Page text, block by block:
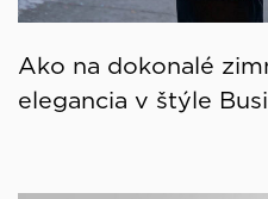
Ako na dokonalé
elegancia v štýle